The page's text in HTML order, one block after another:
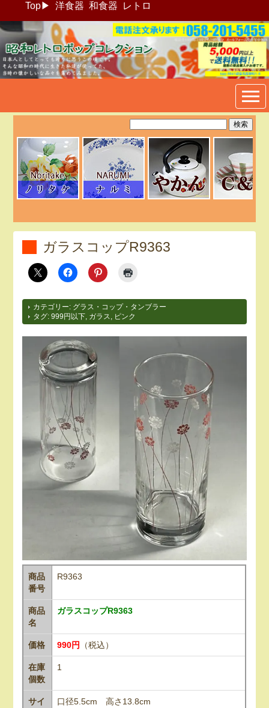
Top▶ 洋食器 和食器 レトロ
昭和レトロポップ食器生活雑
貨通販＠フリマート
ガラスコップR9363
カテゴリー: グラス・コップ・タンブラー
タグ:999円以下 ガラス ピンク
商品
番号
R9363
商品
名
ガラスコップR9363
価格 990円 （税込）
在庫
個数
1
サイ
口径5.5cm 高さ13.8cm